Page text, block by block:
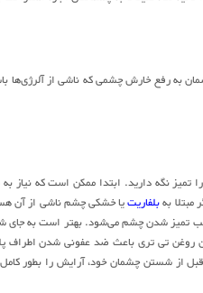
به رفع خارش چشمی که ناشی از
نگه دارید. ابتدا ممکن است که
بهبلفاریتیا خشکی چشم ناشی از آن
شدن چشم می‌شود. بهتر است به جای
روغن تی تری باعث ضد عفونی شدن اطراف
از شستن چشمان خود، آرایش را بطور